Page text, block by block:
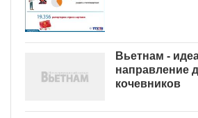
Вьетнам -
направление
кочевников